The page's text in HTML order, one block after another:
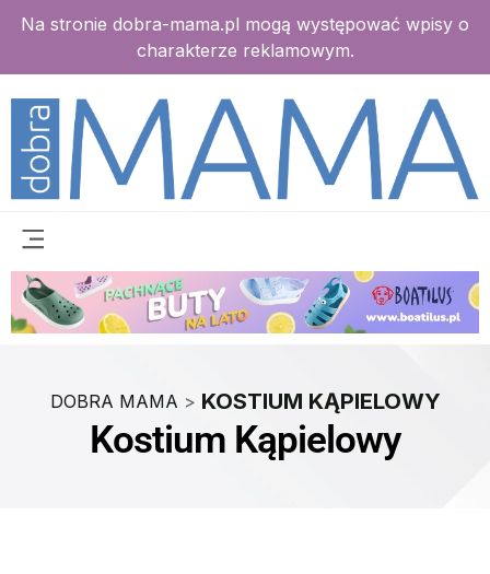
Na stronie dobra-mama.pl mogą występować wpisy o
charakterze reklamowym.
DOBRA MAMA > KOSTIUM KĄPIELOWY
Kostium Kąpielowy